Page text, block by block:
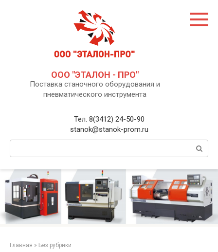
ООО "ЭТАЛОН - ПРО"
Поставка станочного оборудования и
пневматического инструмента
Тел. 8(3412) 24-50-90
stanok@stanok-prom.ru
Главная » Без рубрики